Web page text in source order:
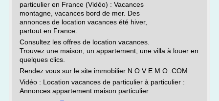
particulier en France (Vidéo) : Vacances
montagne, vacances bord de mer. Des
annonces de location vacances été hiver,
partout en France.
Consultez les offres de location vacances.
Trouvez une maison, un appartement, une villa à louer en
quelques clics.
Rendez vous sur le site immobilier N O V E M O .COM
Vidéo : Location vacances de particulier à particulier :
Annonces appartement maison particulier